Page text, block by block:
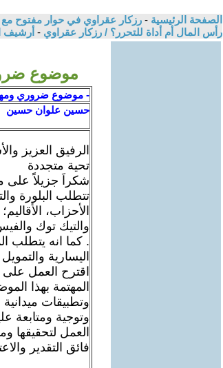
الصفحة الرئيسية - رزكار عقراوي في حوار مفتوح مع
رأس المال أم أداة للتحرر؟ / رزكار عقراوي - أرشيف
موضوع
- موضوع ضروري
حسين علوان حسين
الرفيق العزيز
تحية متجددة
شكراَ جزيلاً على
تتطلب البلورة
الأحزاب،
والتيك توك
. كما انه يتطلب
اليسارية والتمويل
اقترح العمل
المهتمة بهذا
وتطبيقات
وتوجية ومتابعة
العمل لتحقيقها
فائق التقدير